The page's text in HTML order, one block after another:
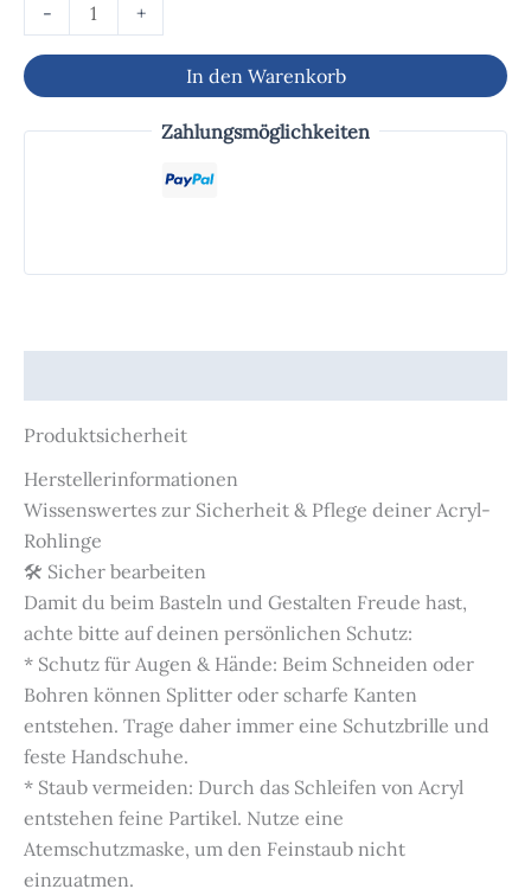
- +
In den Warenkorb
Zahlungsmöglichkeiten
Produktsicherheit
Herstellerinformationen
Wissenswertes zur Sicherheit & Pflege deiner Acryl-
Rohlinge
🛠️ Sicher bearbeiten
Damit du beim Basteln und Gestalten Freude hast,
achte bitte auf deinen persönlichen Schutz:
* Schutz für Augen & Hände: Beim Schneiden oder
Bohren können Splitter oder scharfe Kanten
entstehen. Trage daher immer eine Schutzbrille und
feste Handschuhe.
* Staub vermeiden: Durch das Schleifen von Acryl
entstehen feine Partikel. Nutze eine
Atemschutzmaske, um den Feinstaub nicht
einzuatmen.